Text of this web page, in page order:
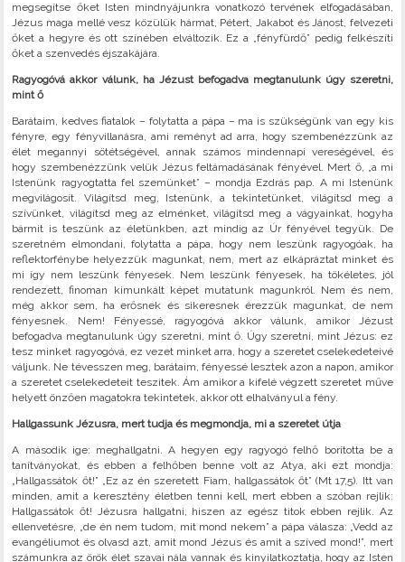
megsegítse őket Isten mindnyájunkra vonatkozó tervének elfogadásában,
Jézus maga mellé vesz közülük hármat, Pétert, Jakabot és Jánost, felvezeti
őket a hegyre és ott színében elváltozik. Ez a „fényfürdő” pedig felkészíti
őket a szenvedés éjszakájára.
Ragyogóvá akkor válunk, ha Jézust befogadva megtanulunk úgy szeretni,
mint ő
Barátaim, kedves fiatalok – folytatta a pápa – ma is szükségünk van egy kis
fényre, egy fényvillanásra, ami reményt ad arra, hogy szembenézzünk az
élet megannyi sötétségével, annak számos mindennapi vereségével, és
hogy szembenézzünk velük Jézus feltámadásának fényével. Mert ő, „a mi
Istenünk ragyogtatta fel szemünket” – mondja Ezdrás pap. A mi Istenünk
megvilágosít. Világítsd meg, Istenünk, a tekintetünket, világítsd meg a
szívünket, világítsd meg az elménket, világítsd meg a vágyainkat, hogyha
bármit is teszünk az életünkben, azt mindig az Úr fényével tegyük. De
szeretném elmondani, folytatta a pápa, hogy nem leszünk ragyogóak, ha
reflektorfénybe helyezzük magunkat, nem, mert az elkápráztat minket és
mi így nem leszünk fényesek. Nem leszünk fényesek, ha tökéletes, jól
rendezett, finoman kimunkált képet mutatunk magunkról. Nem és nem,
még akkor sem, ha erősnek és sikeresnek érezzük magunkat, de nem
fényesnek. Nem! Fényessé, ragyogóvá akkor válunk, amikor Jézust
befogadva megtanulunk úgy szeretni, mint ő. Úgy szeretni, mint Jézus: ez
tesz minket ragyogóvá, ez vezet minket arra, hogy a szeretet cselekedeteivé
váljunk. Ne tévesszen meg, barátaim, fényessé lesztek azon a napon, amikor
a szeretet cselekedeteit teszitek. Ám amikor a kifelé végzett szeretet műve
helyett önzően magatokra tekintetek, akkor ott elhalványul a fény.
Hallgassunk Jézusra, mert tudja és megmondja, mi a szeretet útja
A második ige: meghallgatni. A hegyen egy ragyogó felhő borította be a
tanítványokat, és ebben a felhőben benne volt az Atya, aki ezt mondja:
„Hallgassátok őt!” „Ez az én szeretett Fiam, hallgassátok őt” (Mt 17,5). Itt van
minden, amit a keresztény életben tenni kell, mert ebben a szóban rejlik:
Hallgassátok őt! Jézusra hallgatni, hiszen az egész titok ebben rejlik. Az
ellenvetésre, „de én nem tudom, mit mond nekem” a pápa válasza: „Vedd az
evangéliumot és olvasd azt, amit mond Jézus és amit a szíved mond!”, mert
számunkra az örök élet szavai nála vannak és kinyilatkoztatja, hogy az Isten